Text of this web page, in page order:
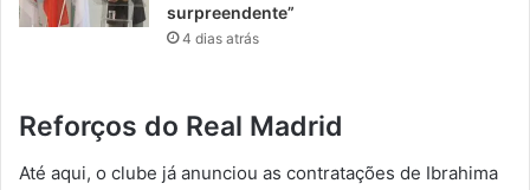
surpreendente”
4 dias atrás
Reforços do Real Madrid
Até aqui, o clube já anunciou as contratações de Ibrahima